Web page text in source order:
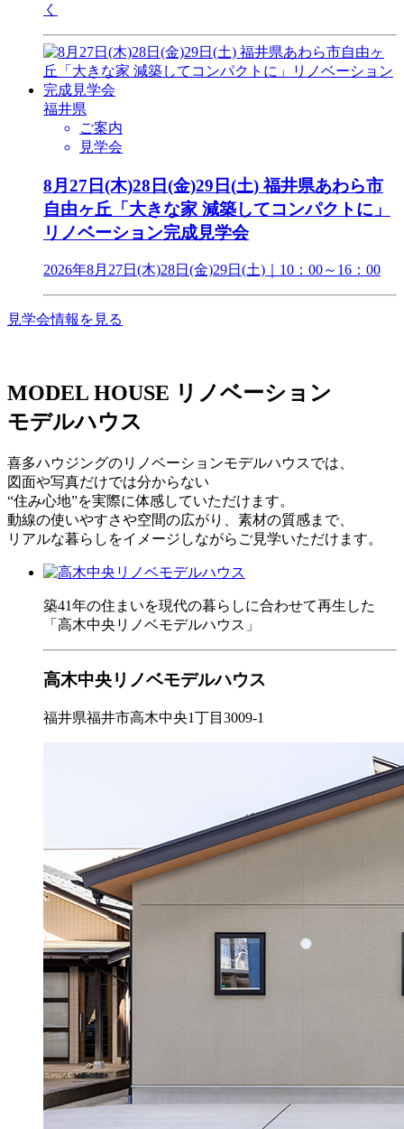
く
福井県
ご案内
見学会
8月27日(木)28日(金)29日(土) 福井県あわら市
自由ヶ丘「大きな家 減築してコンパクトに」
リノベーション完成見学会
2026年8月27日(木)28日(金)29日(土)｜10：00～16：00
見学会情報を見る
MODEL HOUSE リノベーション
モデルハウス
喜多ハウジングのリノベーションモデルハウスでは、
図面や写真だけでは分からない
“住み心地”を実際に体感していただけます。
動線の使いやすさや空間の広がり、素材の質感まで、
リアルな暮らしをイメージしながらご見学いただけます。
築41年の住まいを現代の暮らしに合わせて再生した
「高木中央リノベモデルハウス」
高木中央リノベモデルハウス
福井県福井市高木中央1丁目3009-1